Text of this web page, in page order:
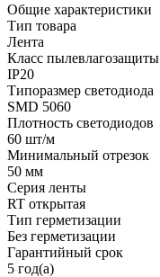
Общие характеристики
Тип товара
Лента
Класс пылевлагозащиты
IP20
Типоразмер светодиода
SMD 5060
Плотность светодиодов
60 шт/м
Минимальный отрезок
50 мм
Серия ленты
RT открытая
Тип герметизации
Без герметизации
Гарантийный срок
5 год(а)